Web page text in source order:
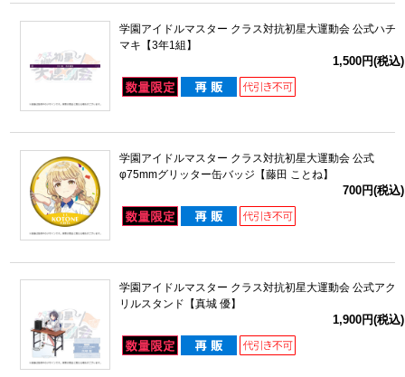
学園アイドルマスター クラス対抗初星大運動会 公式ハチ
マキ【3年1組】
1,500円(税込)
学園アイドルマスター クラス対抗初星大運動会 公式
φ75mmグリッター缶バッジ【藤田 ことね】
700円(税込)
学園アイドルマスター クラス対抗初星大運動会 公式アク
リルスタンド【真城 優】
1,900円(税込)